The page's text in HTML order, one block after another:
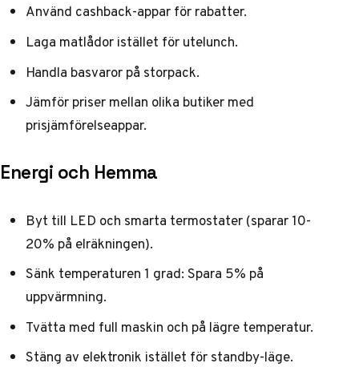
Använd cashback-appar för rabatter.
Laga matlådor istället för utelunch.
Handla basvaror på storpack.
Jämför priser mellan olika butiker med
prisjämförelseappar.
Energi och Hemma
Byt till LED och smarta termostater (sparar 10-
20% på elräkningen).
Sänk temperaturen 1 grad: Spara 5% på
uppvärmning.
Tvätta med full maskin och på lägre temperatur.
Stäng av elektronik istället för standby-läge.